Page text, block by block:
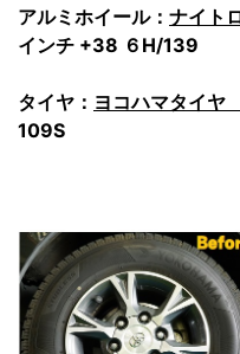
アルミホイール： ナイト
インチ +38 ６H/139
タイヤ： ヨコハマタイ
109S